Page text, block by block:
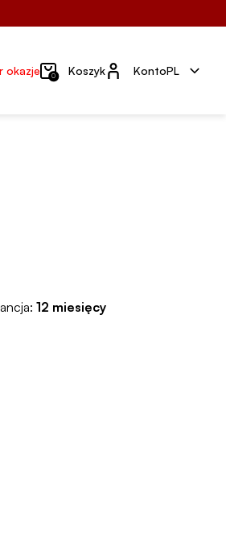
okazje 0 KoszykKonto
KontoPL
12 miesięcy